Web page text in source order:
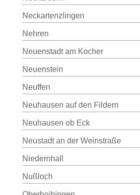
Neckartenzlingen
Nehren
Neuenstadt am Kocher
Neuenstein
Neuffen
Neuhausen auf den Fildern
Neuhausen ob Eck
Neustadt an der Weinstraße
Niedernhall
Nußloch